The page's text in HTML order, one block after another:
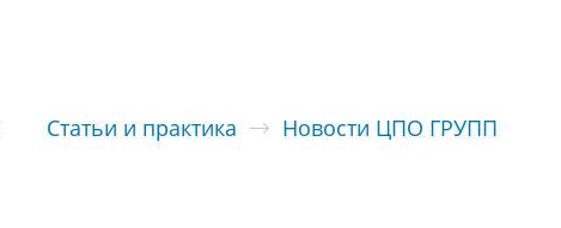
Статьи и практика Новости ЦПО ГРУПП